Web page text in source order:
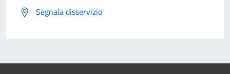
Segnala disservizio